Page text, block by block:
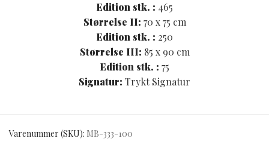
Edition stk. : 465
Størrelse II: 70 x 75 cm
Edition stk. : 250
Størrelse III: 85 x 90 cm
Edition stk. : 75
Signatur: Trykt Signatur
Varenummer (SKU): MB-333-100